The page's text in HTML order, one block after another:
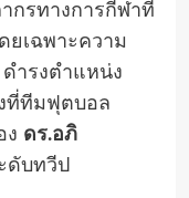
กรทางการกีฬาที่
ยเฉพาะความ
ดำรงตำแหน่ง
ที่ทีมฟุตบอล
ง ดร.อภิ
ดับทวีป